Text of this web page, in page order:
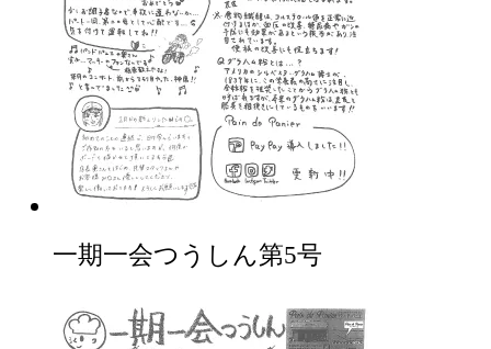
一期一会つうしん第5号